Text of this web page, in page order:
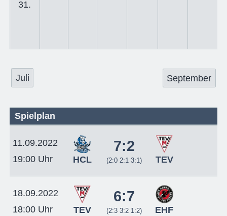
31.
Juli September
Spielplan
11.09.2022
19:00 Uhr
HCL
7:2
(2:0 2:1 3:1) TEV
18.09.2022
18:00 Uhr
TEV
6:7
(2:3 3:2 1:2) EHF